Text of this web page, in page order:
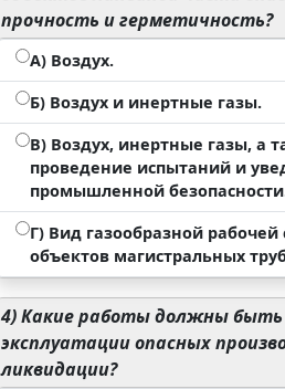
прочность и герметичность?
А) Воздух.
Б) Воздух и инертные газы.
В) Воздух, инертные газы, а
проведение испытаний и
промышленной
Г) Вид газообразной
объектов магистральных
4)Какие работы должны быть
эксплуатации опасных
ликвидации?